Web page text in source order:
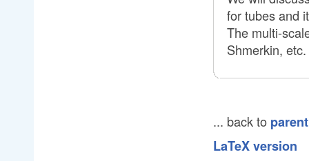
for tubes and
The multi-
Shmerkin, etc.
... back to
LaTeX version